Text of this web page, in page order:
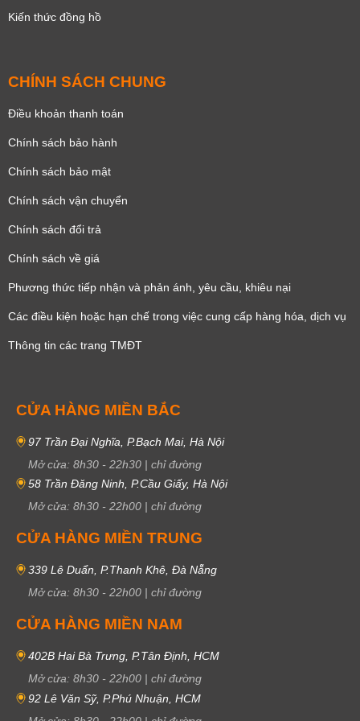
Kiến thức đồng hồ
CHÍNH SÁCH CHUNG
Điều khoản thanh toán
Chính sách bảo hành
Chính sách bảo mật
Chính sách vận chuyển
Chính sách đổi trả
Chính sách về giá
Phương thức tiếp nhận và phản ánh, yêu cầu, khiêu nại
Các điều kiện hoặc hạn chế trong việc cung cấp hàng hóa, dịch vụ
Thông tin các trang TMĐT
CỬA HÀNG MIỀN BẮC
97 Trần Đại Nghĩa, P.Bạch Mai, Hà Nội
Mở cửa: 8h30 - 22h30 | chỉ đường
58 Trần Đăng Ninh, P.Cầu Giấy, Hà Nội
Mở cửa: 8h30 - 22h00 | chỉ đường
CỬA HÀNG MIỀN TRUNG
339 Lê Duẩn, P.Thanh Khê, Đà Nẵng
Mở cửa: 8h30 - 22h00 | chỉ đường
CỬA HÀNG MIỀN NAM
402B Hai Bà Trưng, P.Tân Định, HCM
Mở cửa: 8h30 - 22h00 | chỉ đường
92 Lê Văn Sỹ, P.Phú Nhuận, HCM